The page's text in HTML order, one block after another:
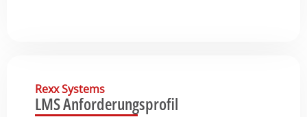
Rexx Systems
LMS Anforderungsprofil